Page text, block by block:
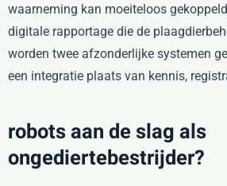
waarneming kan moeiteloos
digitale rapportage die de
worden twee afzonderlijke systemen
een integratie plaats van kennis,
robots aan de slag als
ongediertebestrijder?